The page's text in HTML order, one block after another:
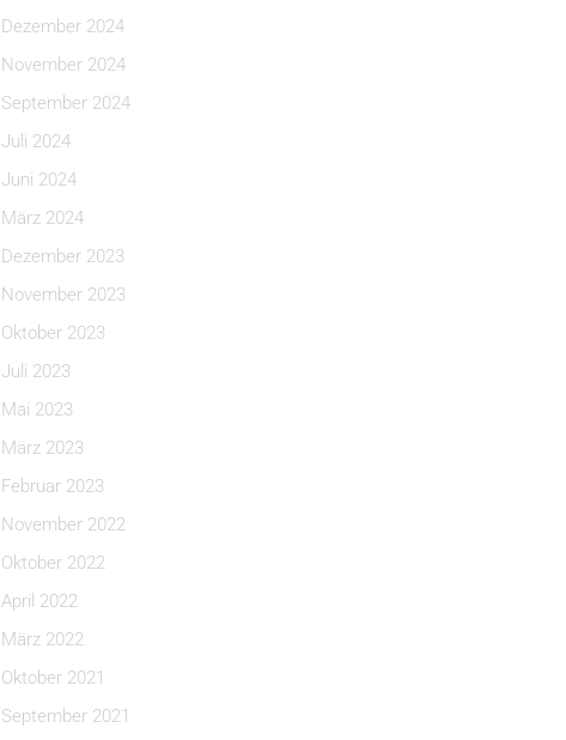
Dezember 2024
November 2024
September 2024
Juli 2024
Juni 2024
März 2024
Dezember 2023
November 2023
Oktober 2023
Juli 2023
Mai 2023
März 2023
Februar 2023
November 2022
Oktober 2022
April 2022
März 2022
Oktober 2021
September 2021